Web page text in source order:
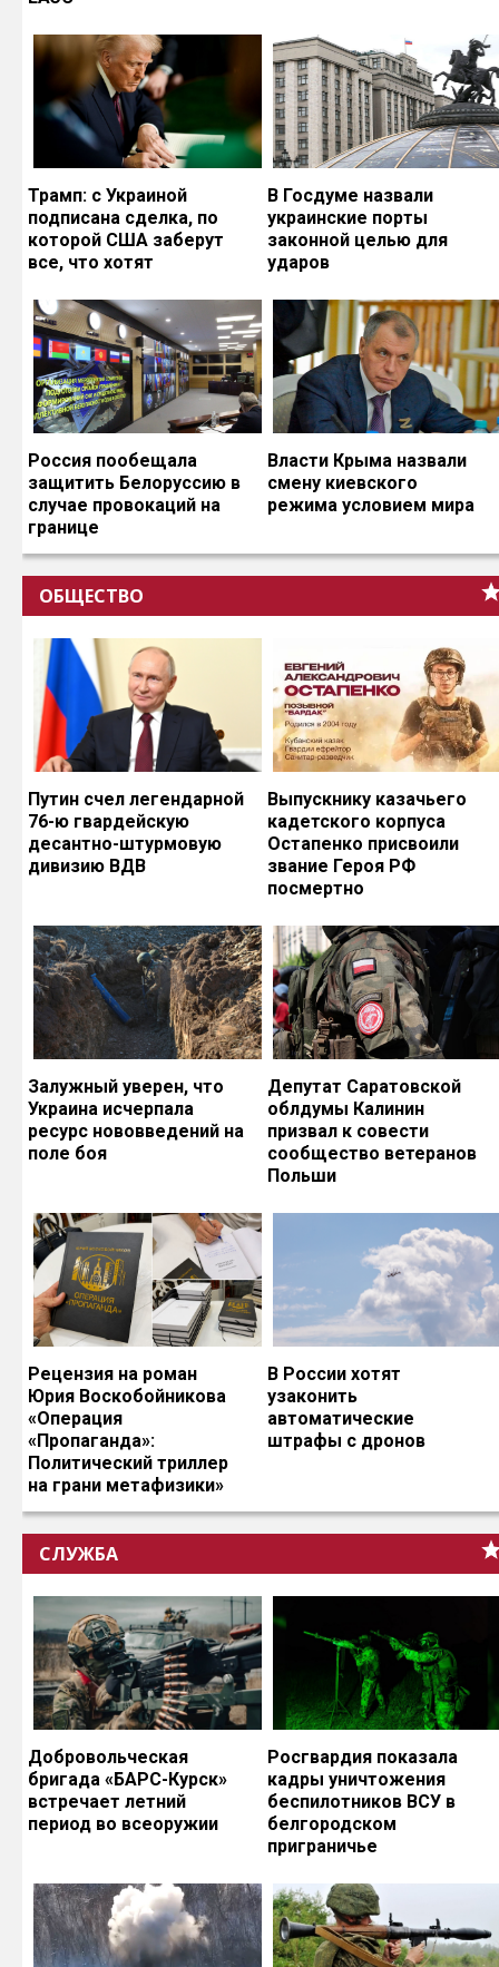
Трамп: с Украиной
подписана сделка, по
которой США заберут
все, что хотят
В Госдуме назвали
украинские порты
законной целью для
ударов
Россия пообещала
защитить Белоруссию в
случае провокаций на
границе
Власти Крыма назвали
смену киевского
режима условием мира
ОБЩЕСТВО
Путин счел легендарной
76-ю гвардейскую
десантно-штурмовую
дивизию ВДВ
Выпускнику казачьего
кадетского корпуса
Остапенко присвоили
звание Героя РФ
посмертно
Залужный уверен, что
Украина исчерпала
ресурс нововведений на
поле боя
Депутат Саратовской
облдумы Калинин
призвал к совести
сообщество ветеранов
Польши
Рецензия на роман
Юрия Воскобойникова
«Операция
«Пропаганда»:
Политический триллер
на грани метафизики»
В России хотят
узаконить
автоматические
штрафы с дронов
СЛУЖБА
Добровольческая
бригада «БАРС-Курск»
встречает летний
период во всеоружии
Росгвардия показала
кадры уничтожения
беспилотников ВСУ в
белгородском
приграничье